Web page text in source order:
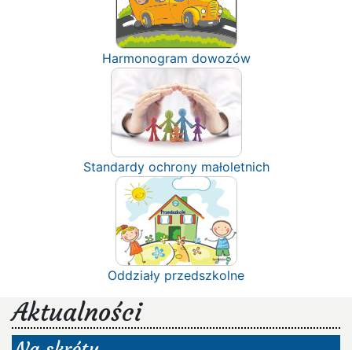
Harmonogram dowozów
Standardy ochrony małoletnich
Oddziały przedszkolne
Aktualności